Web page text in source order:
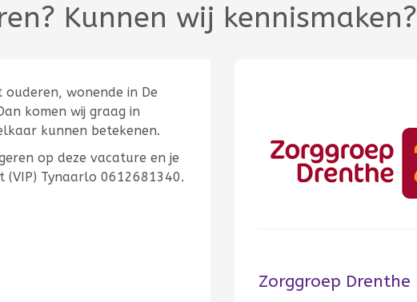
Kunnen wij kennismaken?
wonende in De
komen wij graag in
kunnen betekenen.
op deze vacature en je
Tynaarlo 0612681340.
Zorggroep Drenthe